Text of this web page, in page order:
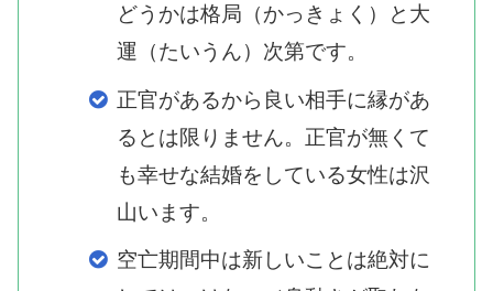
どうかは格局（かっきょく）と大
運（たいうん）次第です。
正官があるから良い相手に縁があ
るとは限りません。正官が無くて
も幸せな結婚をしている女性は沢
山います。
空亡期間中は新しいことは絶対に